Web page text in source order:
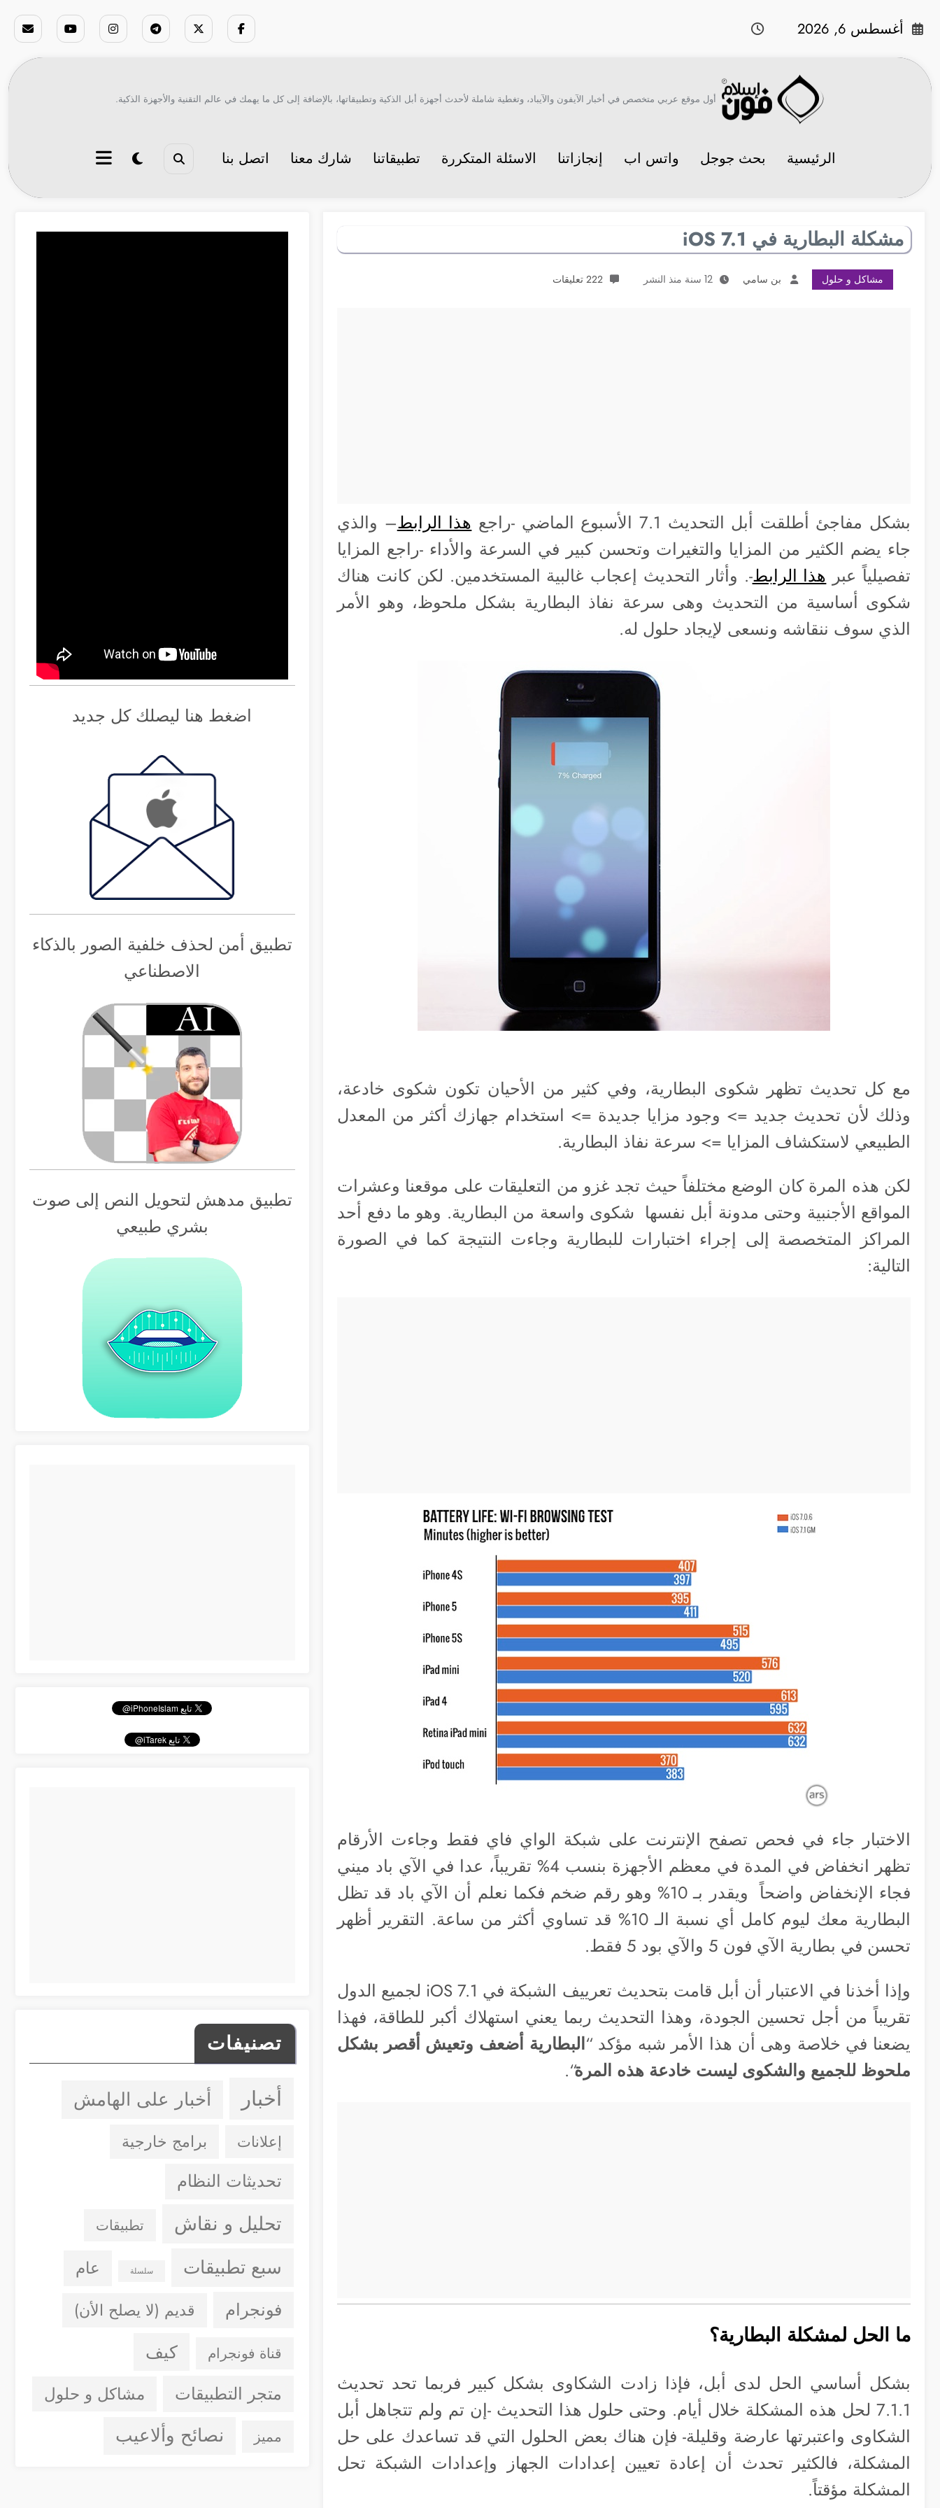
أغسطس 6, 2026
أول موقع عربي متخصص في أخبار الآيفون والآيباد، وتغطية شاملة لأحدث أجهزة أبل الذكية وتطبيقاتها، بالإضافة إلى كل ما يهمك في عالم التقنية والأجهزة الذكية.
الرئيسية بحث جوجل واتس اب إنجازاتنا الاسئلة المتكررة تطبيقاتنا شارك معنا اتصل بنا
مشكلة البطارية في iOS 7.1
مشاكل و حلول بن سامي 12 سنة منذ النشر 222 تعليقات
بشكل مفاجئ أطلقت أبل التحديث 7.1 الأسبوع الماضي -راجع هذا الرابط– والذي
جاء يضم الكثير من المزايا والتغيرات وتحسن كبير في السرعة والأداء -راجع المزايا
تفصيلياً عبر هذا الرابط-. وأثار التحديث إعجاب غالبية المستخدمين. لكن كانت هناك
شكوى أساسية من التحديث وهى سرعة نفاذ البطارية بشكل ملحوظ، وهو الأمر
الذي سوف ننقاشه ونسعى لإيجاد حلول له.
مع كل تحديث تظهر شكوى البطارية، وفي كثير من الأحيان تكون شكوى خادعة،
وذلك لأن تحديث جديد => وجود مزايا جديدة => استخدام جهازك أكثر من المعدل
الطبيعي لاستكشاف المزايا => سرعة نفاذ البطارية.
لكن هذه المرة كان الوضع مختلفاً حيث تجد غزو من التعليقات على موقعنا وعشرات
المواقع الأجنبية وحتى مدونة أبل نفسها شكوى واسعة من البطارية. وهو ما دفع أحد
المراكز المتخصصة إلى إجراء اختبارات للبطارية وجاءت النتيجة كما في الصورة
التالية:
الاختبار جاء في فحص تصفح الإنترنت على شبكة الواي فاي فقط وجاءت الأرقام
تظهر انخفاض في المدة في معظم الأجهزة بنسب 4% تقريباً، عدا في الآي باد ميني
فجاء الإنخفاض واضحاً ويقدر بـ 10% وهو رقم ضخم فكما نعلم أن الآي باد قد تظل
البطارية معك ليوم كامل أي نسبة الـ 10% قد تساوي أكثر من ساعة. التقرير أظهر
تحسن في بطارية الآي فون 5 والآي بود 5 فقط.
وإذا أخذنا في الاعتبار أن أبل قامت بتحديث تعرييف الشبكة في iOS 7.1 لجميع الدول
تقريباً من أجل تحسين الجودة، وهذا التحديث ربما يعني استهلاك أكبر للطاقة، فهذا
يضعنا في خلاصة وهى أن هذا الأمر شبه مؤكد “البطارية أضعف وتعيش أقصر بشكل
ملحوظ للجميع والشكوى ليست خادعة هذه المرة“.
ما الحل لمشكلة البطارية؟
بشكل أساسي الحل لدى أبل، فإذا زادت الشكاوى بشكل كبير فربما تحد تحديث
7.1.1 لحل هذه المشكلة خلال أيام. وحتى حلول هذا التحديث -إن تم ولم تتجاهل أبل
الشكاوى واعتبرتها عارضة وقليلة- فإن هناك بعض الحلول التي قد تساعدك على حل
المشكلة، فالكثير تحدث أن إعادة تعيين إعدادات الجهاز وإعدادات الشبكة تحل
المشكلة مؤقتاً.
اضغط هنا ليصلك كل جديد
تطبيق أمن لحذف خلفية الصور بالذكاء
الاصطناعي
تطبيق مدهش لتحويل النص إلى صوت
بشري طبيعي
تصنيفات
أخبار أخبار على الهامش
إعلانات برامج خارجية
تحديثات النظام
تحليل و نقاش تطبيقات
سبع تطبيقات سلسلة عام
فونجرام قديم (لا يصلح الأن)
قناة فونجرام كيف
متجر التطبيقات مشاكل و حلول
مميز نصائح وألاعيب